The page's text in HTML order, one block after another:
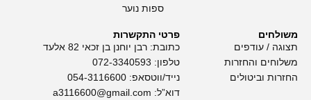
ספות נוער
משולחים
תצוגה / עודפים
משלוחים והחזרות
החזרות וביטולים
פרטי התקשרות
כתובת: רבן יוחנן בן זכאי 82 אלעד
טלפון: 072-3340593
נייד/ווטסאפ:054-3116600
דוא”ל: a3116600@gmail.com